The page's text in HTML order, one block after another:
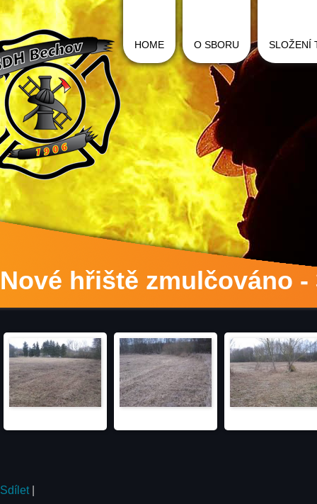
HOME O SBORU SLOŽENÍ
Nové hřiště zmulčováno -
Sdílet